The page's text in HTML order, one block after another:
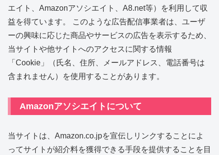
エイト、Amazonアソシエイト、A8.net等）を利用して収
益を得ています。 このような広告配信事業者は、ユーザ
ーの興味に応じた商品やサービスの広告を表示するため、
当サイトや他サイトへのアクセスに関する情報
「Cookie」（氏名、住所、メールアドレス、電話番号は
含まれません）を使用することがあります。
Amazonアソシエイトについて
当サイトは、Amazon.co.jpを宣伝しリンクすることによ
ってサイトが紹介料を獲得できる手段を提供することを目